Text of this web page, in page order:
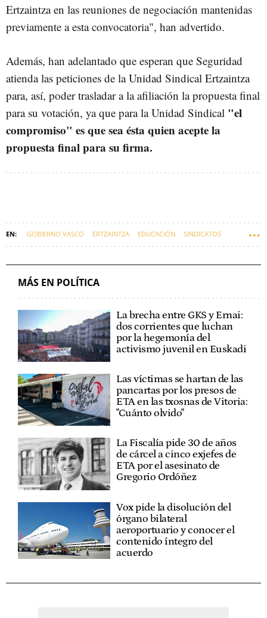
Ertzaintza en las reuniones de negociación mantenidas
previamente a esta convocatoria", han advertido.
Además, han adelantado que esperan que Seguridad
atienda las peticiones de la Unidad Sindical Ertzaintza
para, así, poder trasladar a la afiliación la propuesta final
para su votación, ya que para la Unidad Sindical "el
compromiso" es que sea ésta quien acepte la
propuesta final para su firma.
GOBIERNO VASCO ERTZAINTZA EDUCACIÓN SINDICATOS
MÁS EN POLÍTICA
La brecha entre GKS y Ernai:
dos corrientes que luchan
por la hegemonía del
activismo juvenil en Euskadi
Las víctimas se hartan de las
pancartas por los presos de
ETA en las txosnas de Vitoria:
"Cuánto olvido"
La Fiscalía pide 30 de años
de cárcel a cinco exjefes de
ETA por el asesinato de
Gregorio Ordóñez
Vox pide la disolución del
órgano bilateral
aeroportuario y conocer el
contenido íntegro del
acuerdo